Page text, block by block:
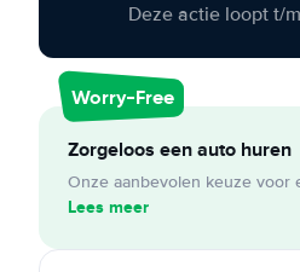
Deze actie loopt t/
Worry-Free
Zorgeloos een auto huren
Onze aanbevolen keuze voor
Lees meer